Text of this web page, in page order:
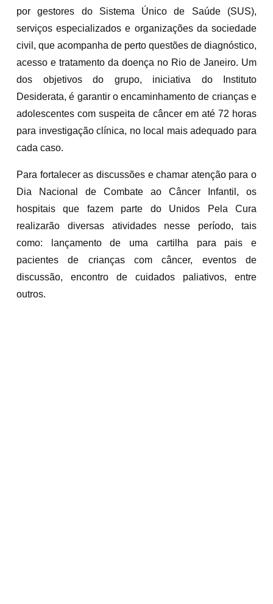
por gestores do Sistema Único de Saúde (SUS),
serviços especializados e organizações da sociedade
civil, que acompanha de perto questões de diagnóstico,
acesso e tratamento da doença no Rio de Janeiro. Um
dos objetivos do grupo, iniciativa do Instituto
Desiderata, é garantir o encaminhamento de crianças e
adolescentes com suspeita de câncer em até 72 horas
para investigação clínica, no local mais adequado para
cada caso.
Para fortalecer as discussões e chamar atenção para o
Dia Nacional de Combate ao Câncer Infantil, os
hospitais que fazem parte do Unidos Pela Cura
realizarão diversas atividades nesse período, tais
como: lançamento de uma cartilha para pais e
pacientes de crianças com câncer, eventos de
discussão, encontro de cuidados paliativos, entre
outros.